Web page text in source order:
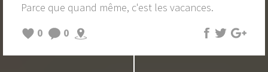
Parce que quand même, c'est les vacances.
0
0